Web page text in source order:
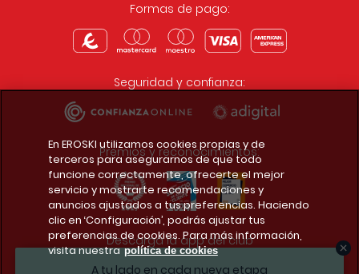
A tu lado en cada nueva etapa
Formas de pago:
Seguridad y confianza:
Premios y reconocimientos:
Descarga la app del club
En EROSKI utilizamos cookies propias y de
terceros para asegurarnos de que todo
funcione correctamente, ofrecerte el mejor
servicio y mostrarte recomendaciones y
anuncios ajustados a tus preferencias. Haciendo
clic en ‘Configuración’, podrás ajustar tus
preferencias de cookies. Para más información,
visita nuestra política de cookies